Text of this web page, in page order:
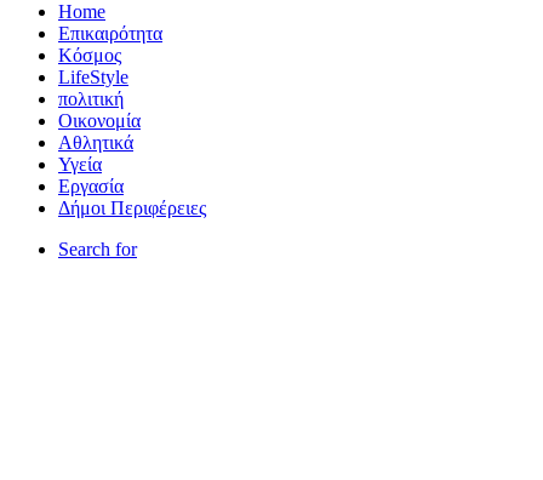
Home
Επικαιρότητα
Κόσμος
LifeStyle
πολιτική
Οικονομία
Αθλητικά
Υγεία
Εργασία
Δήμοι Περιφέρειες
Search for